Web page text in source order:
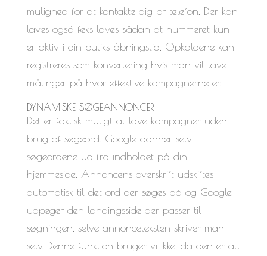
mulighed for at kontakte dig pr telefon. Der kan
laves også feks laves sådan at nummeret kun
er aktiv i din butiks åbningstid. Opkaldene kan
registreres som konvertering hvis man vil lave
målinger på hvor effektive kampagnerne er.
DYNAMISKE SØGEANNONCER
Det er faktisk muligt at lave kampagner uden
brug af søgeord. Google danner selv
søgeordene ud fra indholdet på din
hjemmeside. Annoncens overskrift udskiftes
automatisk til det ord der søges på og Google
udpeger den landingsside der passer til
søgningen, selve annonceteksten skriver man
selv. Denne funktion bruger vi ikke, da den er alt